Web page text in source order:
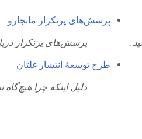
پرسش‌های پرتکرار مانجارو
پرسش‌های پرتکرار
طرح توسعهٔ انتشار غلتان
دلیل اینکه چرا